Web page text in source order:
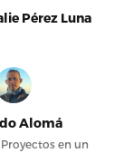
Pérez Luna
Alomá
en un